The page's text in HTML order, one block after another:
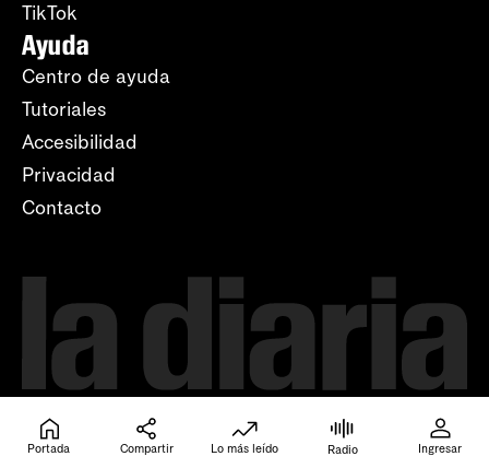
TikTok
Ayuda
Centro de ayuda
Tutoriales
Accesibilidad
Privacidad
Contacto
Portada Compartir Lo más leído Radio Ingresar